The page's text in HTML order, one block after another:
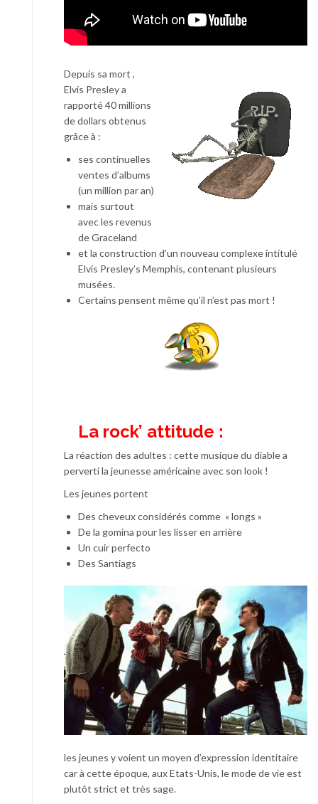
Depuis sa mort ,
Elvis Presley a
rapporté 40 millions
de dollars obtenus
grâce à :
ses continuelles
ventes d’albums
(un million par an)
mais surtout
avec les revenus
de Graceland
et la construction d’un nouveau complexe intitulé
Elvis Presley’s Memphis, contenant plusieurs
musées.
Certains pensent même qu’il n’est pas mort !
La rock’ attitude :
La réaction des adultes : cette musique du diable a
perverti la jeunesse américaine avec son look !
Les jeunes portent
Des cheveux considérés comme « longs »
De la gomina pour les lisser en arrière
Un cuir perfecto
Des Santiags
les jeunes y voient un moyen d’expression identitaire
car à cette époque, aux Etats-Unis, le mode de vie est
plutôt strict et très sage.